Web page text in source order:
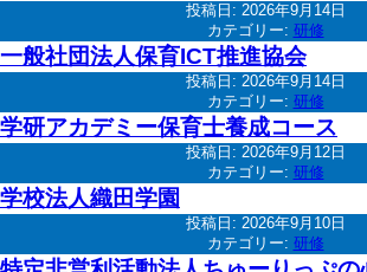
投稿日: 2026年9月14日
カテゴリー: 研修
一般社団法人保育ICT推進協会
投稿日: 2026年9月14日
カテゴリー: 研修
学研アカデミー保育士養成コース
投稿日: 2026年9月12日
カテゴリー: 研修
学校法人織田学園
投稿日: 2026年9月10日
カテゴリー: 研修